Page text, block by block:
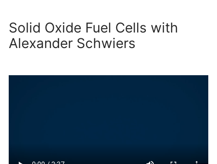
Solid Oxide Fuel Cells with
Alexander Schwiers